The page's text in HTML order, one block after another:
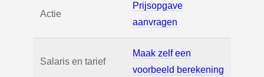
Actie
Prijsopgave
aanvragen
Salaris en tarief
Maak zelf een
voorbeeld berekening